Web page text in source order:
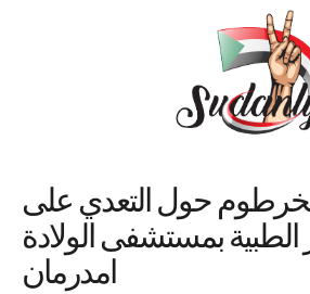
حول التعدي على
الطبية بمستشفى الولادة
امدرمان